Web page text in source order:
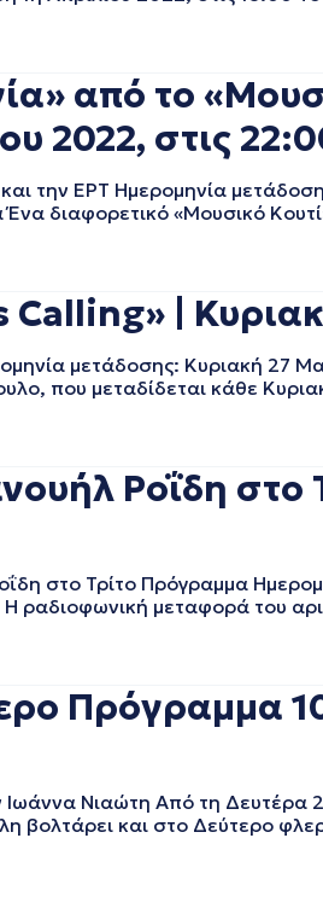
από το
2022, στις
την ΕΡΤ Ημερομηνία
διαφορετικό «Μουσικό Κουτί»
|
μετάδοσης: Κυριακή 27
που μεταδίδεται κάθε
Ροΐδη στο
στο Τρίτο Πρόγραμμα
μεταφορά του
Πρόγραμμα
Νιαώτη Από τη Δευτέρα
βολτάρει και στο Δεύτερο